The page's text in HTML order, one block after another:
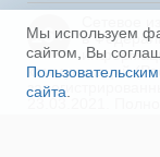
16+
в
коммуникаций
Мы используем
сайтом, Вы
сайта